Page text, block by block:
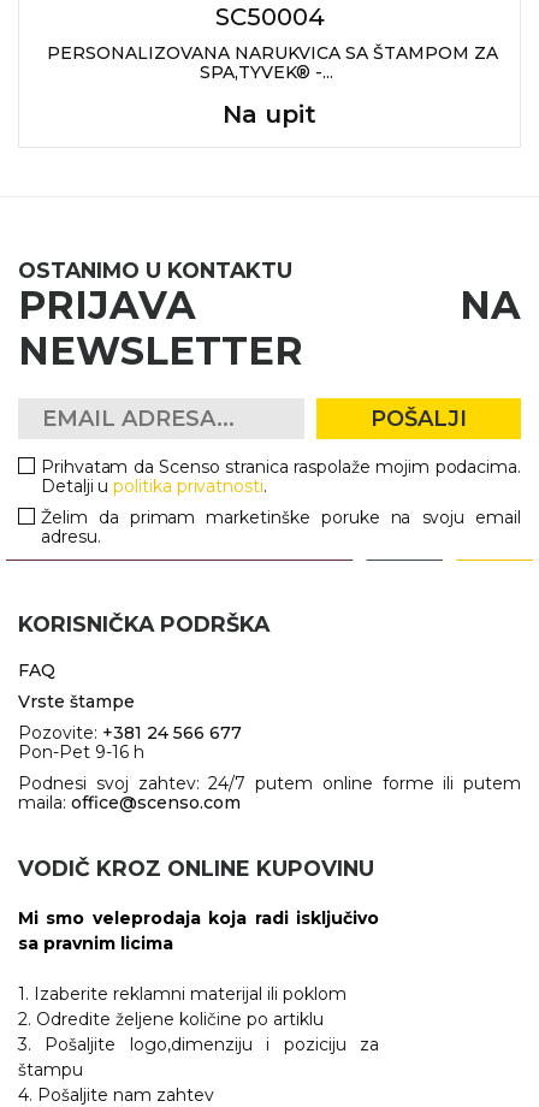
SC50004
PERSONALIZOVANA NARUKVICA SA ŠTAMPOM ZA
SPA,TYVEK® -...
Na upit
OSTANIMO U KONTAKTU
PRIJAVA NA
NEWSLETTER
POŠALJI
Prihvatam da Scenso stranica raspolaže mojim podacima.
Detalji upolitika privatnosti.
Želim da primam marketinške poruke na svoju email
adresu.
KORISNIČKA PODRŠKA
FAQ
Vrste štampe
Pozovite: +381 24 566 677
Pon-Pet 9-16 h
Podnesi svoj zahtev: 24/7 putem online forme ili putem
maila: office@scenso.com
VODIČ KROZ ONLINE KUPOVINU
Mi smo veleprodaja koja radi isključivo
sa pravnim licima
1. Izaberite reklamni materijal ili poklom
2. Odredite željene količine po artiklu
3. Pošaljite logo,dimenziju i poziciju za
štampu
4. Pošaljite nam zahtev